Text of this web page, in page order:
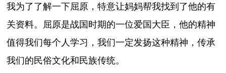
我为了了解一下屈原，特意让妈妈帮我找到了他的有
关资料。屈原是战国时期的一位爱国大臣，他的精神
值得我们每个人学习，我们一定发扬这种精神，传承
我们的民俗文化和民族传统。